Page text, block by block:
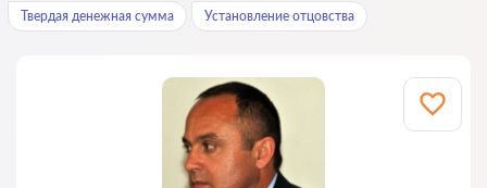
Твердая денежная сумма Установление отцовства